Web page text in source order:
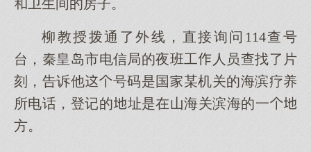
卫生间的房子。
柳教授拨通了外线，直接询问114查号
台，秦皇岛市电信局的夜班工人员查找了片
刻，告诉他号码是国某机关的海滨疗养
所电话，登记的址是在山海关滨海的一
方。